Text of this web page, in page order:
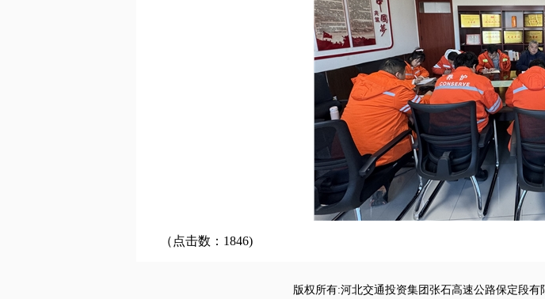
（点击数：1846)
版权所有:河北交通投资集团张石高速公路保定段